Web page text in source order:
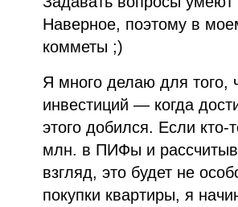
Наверное, поэтому в
комметы ;)
Я много делаю для того,
инвестиций — когда
этого добился. Если
млн. в ПИФы и
взгляд, это будет не
покупки квартиры, я